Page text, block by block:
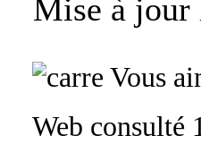
Mise à jour
Vous
Web consulté